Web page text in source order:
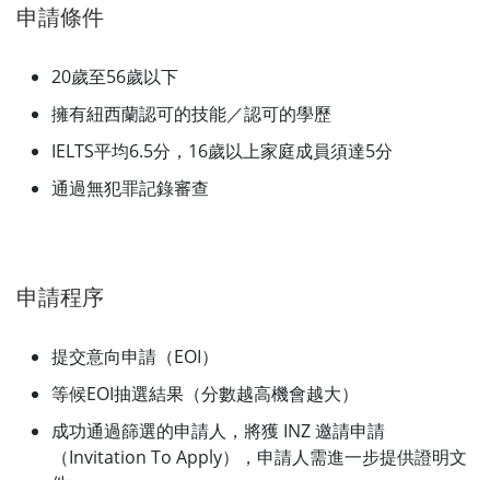
申請條件
20歲至56歲以下
擁有紐西蘭認可的技能／認可的學歷
IELTS平均6.5分，16歲以上家庭成員須達5分
通過無犯罪記錄審查
申請程序
提交意向申請（EOI）
等候EOI抽選結果（分數越高機會越大）
成功通過篩選的申請人，將獲 INZ 邀請申請
（Invitation To Apply），申請人需進一步提供證明文